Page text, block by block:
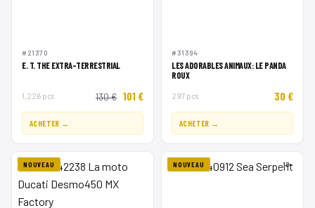
#21370
E. T. THE EXTRA-TERRESTRIAL
1,226 pcs 130 € 101 €
ACHETER →
#31394
LES ADORABLES ANIMAUX: LE PANDA
ROUX
297 pcs 30 €
ACHETER →
NOUVEAU NOUVEAU 18+